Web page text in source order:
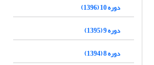
دوره 10 (1396)
دوره 9 (1395)
دوره 8 (1394)